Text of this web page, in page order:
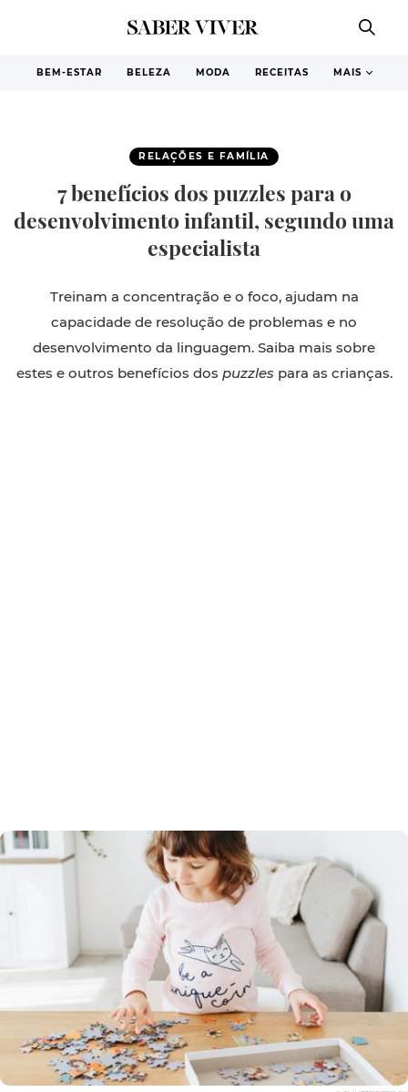
BEM-ESTAR BELEZA MODA RECEITAS MAIS
RELAÇÕES E FAMÍLIA
7 benefícios dos puzzles para o
desenvolvimento infantil, segundo uma
especialista
Treinam a concentração e o foco, ajudam na
capacidade de resolução de problemas e no
desenvolvimento da linguagem. Saiba mais sobre
estes e outros benefícios dos puzzles para as crianças.